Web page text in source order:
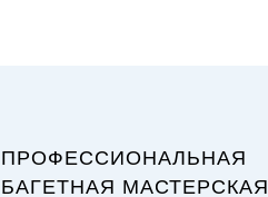
ПРОФЕССИОНАЛЬНАЯ
БАГЕТНАЯ МАСТЕРСКАЯ